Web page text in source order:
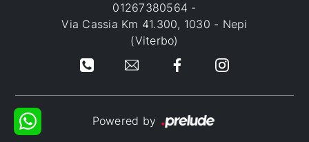
01267380564 -
Via Cassia Km 41.300, 1030 - Nepi
(Viterbo)
Powered by